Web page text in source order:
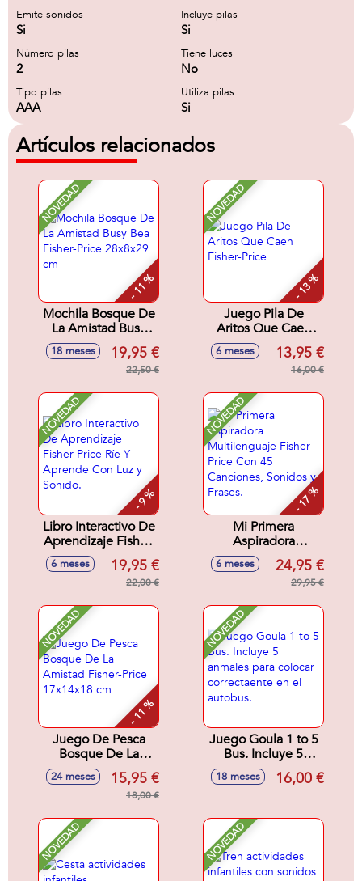
Emite sonidos
Si
Incluye pilas
Si
Número pilas
2
Tiene luces
No
Tipo pilas
AAA
Utiliza pilas
Si
Artículos relacionados
NOVEDAD
- 11 %
Mochila Bosque De
La Amistad Busy
Bea Fisher-Price
28x8x29 cm
18 meses 19,95 €
22,50 €
NOVEDAD
- 13 %
Juego Pila De
Aritos Que Caen
Fisher-Price
6 meses 13,95 €
16,00 €
NOVEDAD
- 9 %
Libro Interactivo De
Aprendizaje Fisher-
Price Ríe Y
Aprende Con Luz y
6 meses 19,95 €
22,00 €
NOVEDAD
- 17 %
Mi Primera
Aspiradora
Multilenguaje
Fisher-Price Con 45
Canciones, Sonidos
6 meses 24,95 €
29,95 €
NOVEDAD
- 11 %
Juego De Pesca
Bosque De La
Amistad Fisher-
Price 17x14x18 cm
24 meses 15,95 €
18,00 €
NOVEDAD
Juego Goula 1 to 5
Bus. Incluye 5
anmales para
colocar
18 meses 16,00 €
NOVEDAD NOVEDAD